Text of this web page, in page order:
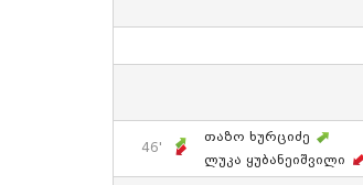
46'
Თაზო Ხურციძე
Ლუკა Ყუბანეიშვილი